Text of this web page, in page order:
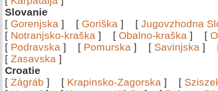
Slovanie
[ Gorenjska ] [ Goriška ] [ Jugovzhodna
[ Notranjsko-kraška ] [ Obalno-kraška ] [
[ Podravska ] [ Pomurska ] [ Savinjska ]
[ Zasavska ]
Croatie
[ Zágráb ] [ Krapinsko-Zagorska ] [